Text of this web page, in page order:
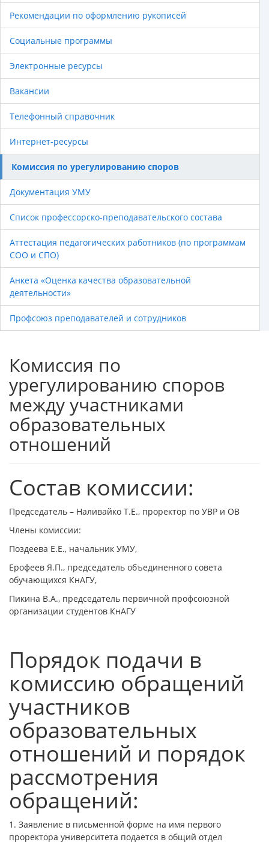
Рекомендации по оформлению рукописей
Социальные программы
Электронные ресурсы
Вакансии
Телефонный справочник
Интернет-ресурсы
Комиссия по урегулированию споров
Документация УМУ
Список профессорско-преподавательского состава
Аттестация педагогических работников (по программам
СОО и СПО)
Анкета «Оценка качества образовательной
деятельности»
Профсоюз преподавателей и сотрудников
Комиссия по
урегулированию споров
между участниками
образовательных
отношений
Состав комиссии:
Председатель – Наливайко Т.Е., проректор по УВР и ОВ
Члены комиссии:
Поздеева Е.Е., начальник УМУ,
Ерофеев Я.П., председатель объединенного совета
обучающихся КнАГУ,
Пикина В.А., председатель первичной профсоюзной
организации студентов КнАГУ
Порядок подачи в
комиссию обращений
участников
образовательных
отношений и порядок
рассмотрения
обращений:
1. Заявление в письменной форме на имя первого
проректора университета подается в общий отдел